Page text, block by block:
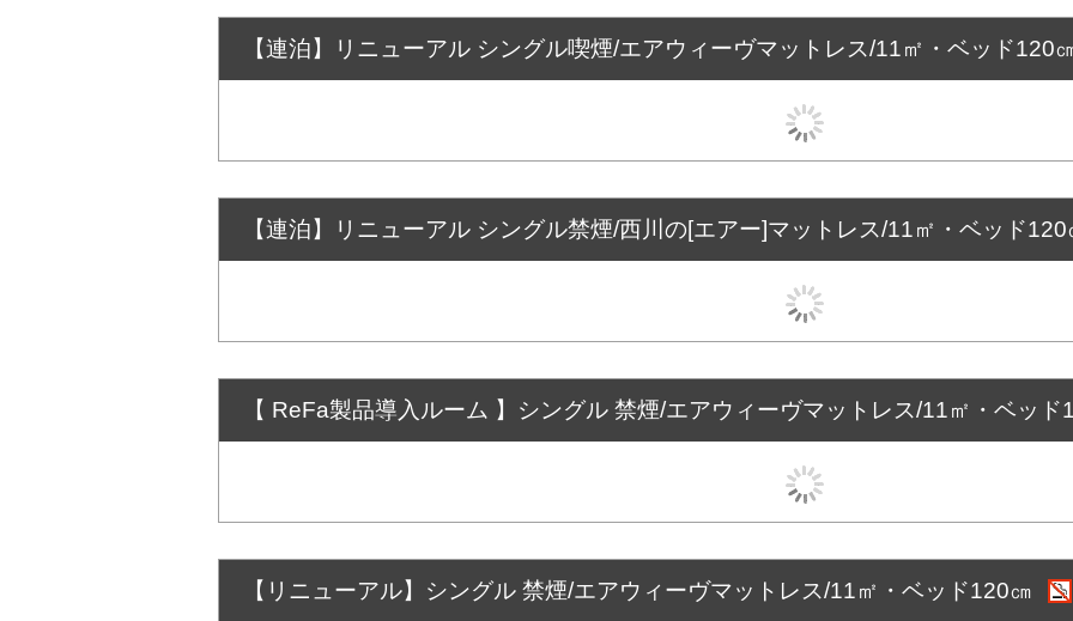
【連泊】リニューアル シングル喫煙/エアウィーヴマットレス/11㎡・ベッド120
【連泊】リニューアル シングル禁煙/西川の[エアー]マットレス/11㎡・ベッド
【 ReFa製品導入ルーム 】シングル 禁煙/エアウィーヴマットレス/11㎡・ベッ
【リニューアル】シングル 禁煙/エアウィーヴマットレス/11㎡・ベッド120㎝